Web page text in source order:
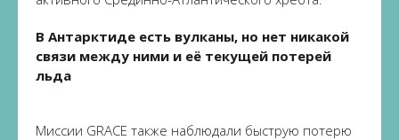
В Антарктиде есть вулканы, но нет никакой
связи между ними и её текущей потерей
льда
Миссии GRACE также наблюдали быструю потерю